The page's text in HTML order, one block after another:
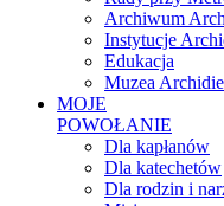
Archiwum
Instytucje
Edukacja
Muzea
MOJE
POWOŁANIE
Dla kapłanów
Dla katechetów
Dla rodzin i